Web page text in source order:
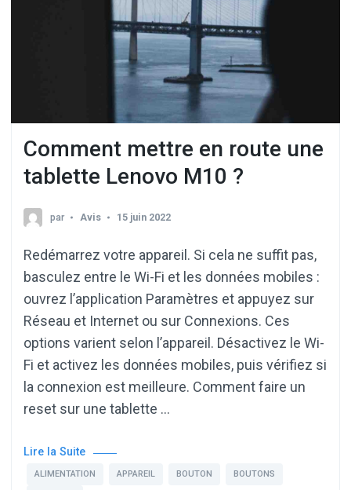
Comment mettre en route une
tablette Lenovo M10 ?
par Avis 15 juin 2022
Redémarrez votre appareil. Si cela ne suffit pas,
basculez entre le Wi-Fi et les données mobiles :
ouvrez l’application Paramètres et appuyez sur
Réseau et Internet ou sur Connexions. Ces
options varient selon l’appareil. Désactivez le Wi-
Fi et activez les données mobiles, puis vérifiez si
la connexion est meilleure. Comment faire un
reset sur une tablette …
Lire la Suite
ALIMENTATION APPAREIL BOUTON BOUTONS